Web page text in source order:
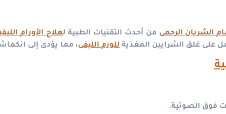
الشريان الرحمىمن أحدث التقنيات الطبية لعلاج الأورام
على غلق الشرايين المغذية للورم الليفى، مما يؤدى إلى
فوق الصوتية.